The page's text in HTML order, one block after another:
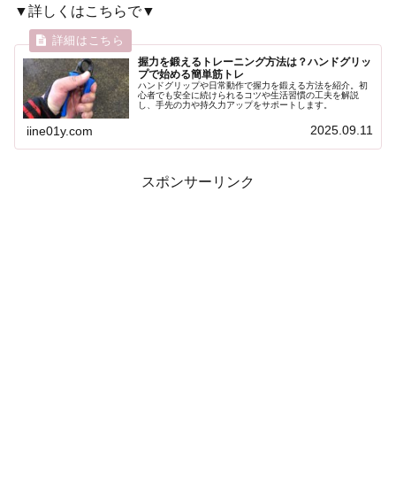
▼詳しくはこちらで▼
握力を鍛えるトレーニング方法は？ハンドグリッ
プで始める簡単筋トレ
ハンドグリップや日常動作で握力を鍛える方法を紹介。初
心者でも安全に続けられるコツや生活習慣の工夫を解説
し、手先の力や持久力アップをサポートします。
iine01y.com 2025.09.11
スポンサーリンク